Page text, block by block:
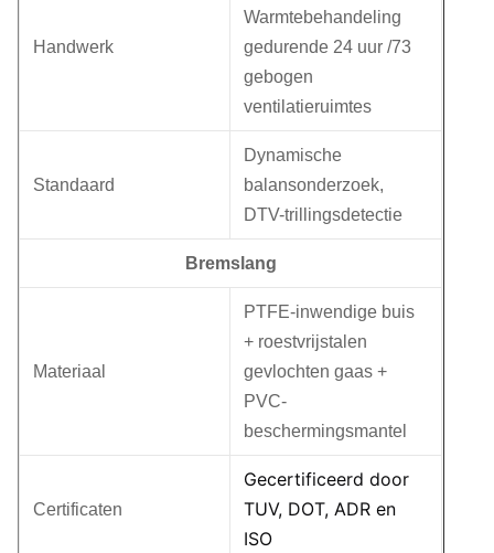
Handwerk
Warmtebehandeling
gedurende 24 uur /73
gebogen
ventilatieruimtes
Standaard
Dynamische
balansonderzoek,
DTV-trillingsdetectie
Bremslang
Materiaal
PTFE-inwendige buis
+ roestvrijstalen
gevlochten gaas +
PVC-
beschermingsmantel
Certificaten
Gecertificeerd door
TUV, DOT, ADR en
ISO